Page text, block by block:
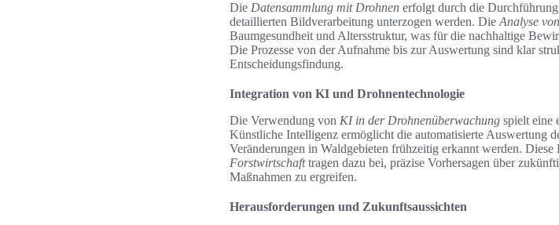
Die Datensammlung mit Drohnen erfolgt durch die
detaillierten Bildverarbeitung unterzogen werden. Die Analyse
Baumgesundheit und Altersstruktur, was für die nachhaltige
Die Prozesse von der Aufnahme bis zur Auswertung sind klar
Entscheidungsfindung.
Integration von KI und Drohnentechnologie
Die Verwendung von KI in der Drohnenüberwachung spielt eine
Künstliche Intelligenz ermöglicht die automatisierte Auswertung
Veränderungen in Waldgebieten frühzeitig erkannt werden.
Forstwirtschafttragen dazu bei, präzise Vorhersagen über
Maßnahmen zu ergreifen.
Herausforderungen und Zukunftsaussichten